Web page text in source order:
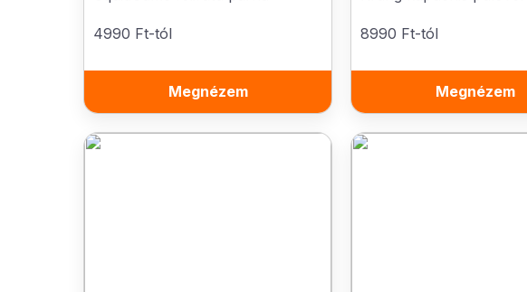
4990 Ft-tól
Megnézem
8990 Ft-tól
Megnézem